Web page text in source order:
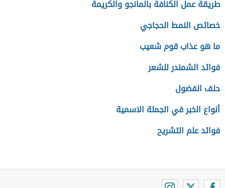
طريقة عمل الكنافة بالمانجو والكريمة
خصائص النمط الحجاجي
ما هو عذاب قوم شعيب
فوائد الشمندر للشعر
حلف الفضول
أنواع الخبر في الجملة الاسمية
فوائد علم التشريح